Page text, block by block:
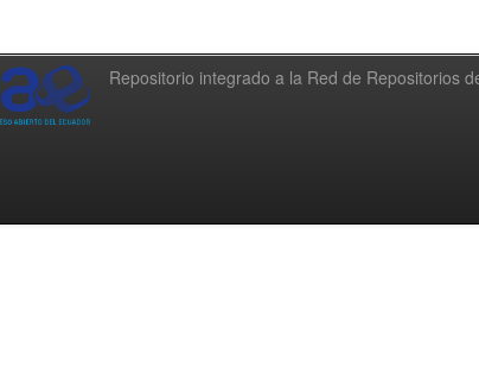
Repositorio integrado a la Red de Repositorios